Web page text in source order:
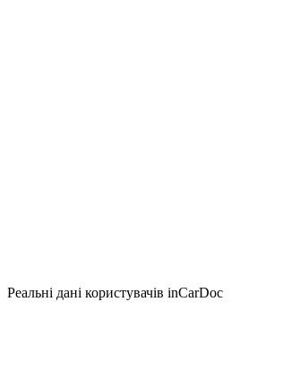
Реальні дані користувачів inCarDoc